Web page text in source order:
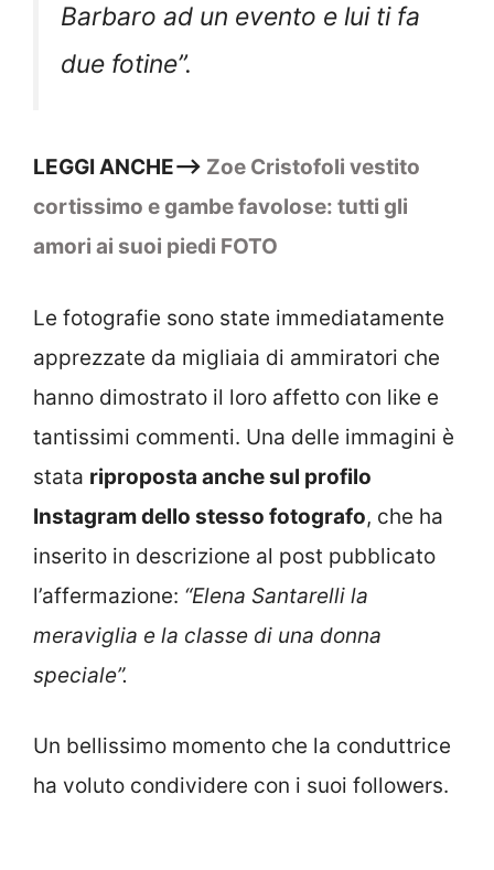
Barbaro ad un evento e lui ti fa
due fotine”.
LEGGI ANCHE–> Zoe Cristofoli vestito
cortissimo e gambe favolose: tutti gli
amori ai suoi piedi FOTO
Le fotografie sono state immediatamente
apprezzate da migliaia di ammiratori che
hanno dimostrato il loro affetto con like e
tantissimi commenti. Una delle immagini è
stata riproposta anche sul profilo
Instagram dello stesso fotografo, che ha
inserito in descrizione al post pubblicato
l’affermazione: “Elena Santarelli la
meraviglia e la classe di una donna
speciale”.
Un bellissimo momento che la conduttrice
ha voluto condividere con i suoi followers.